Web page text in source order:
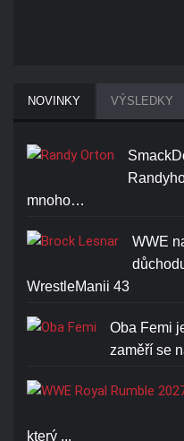
NOVINKY VÝSLEDKY
mnoho…
WWE
WrestleManii 43
Oba Femi
zaměří se
který ...